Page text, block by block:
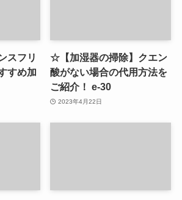
スフリ
すめ加
☆【加湿器の掃除】クエン
酸がない場合の代用方法を
ご紹介！ e-30
2023年4月22日